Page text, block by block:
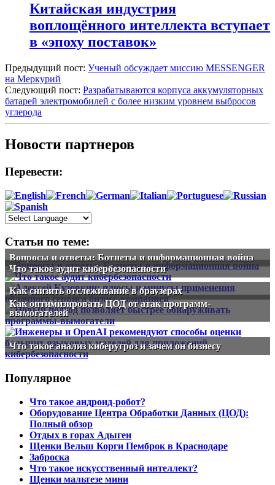
Китайская индустрия
воплощённого интеллекта вступает
в «эпоху поставок»
Предыдущий пост: Ученый обсуждает миссию MESSENGER
на Меркурий
Следующий пост: Разрабатываются корпуса аккумуляторных
батарей электромобилей с более низким уровнем выбросов
углерода
Новости партнеров
Перевести:
Статьи по теме:
Вопросы и ответы: Ботнеты и информационная война
Что такое аудит кибербезопасности
Как снизить отслеживание в браузерах
Как оптимизировать ЦОД от атак программ-
вымогателей
Что такое анализ киберугроз и зачем он бизнесу
Популярное
Что такое андроид-робот?
Оборудование Центра Обработки Данных (ЦОД):
Полный обзор
Отдых в горах Адыгеи
Щенки Вельш Корги Пемброк в Краснодаре
Заброска
Что такое искусственный интеллект?
Щенки мальтезе мини